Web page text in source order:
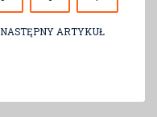
NASTĘPNY ARTYKUŁ